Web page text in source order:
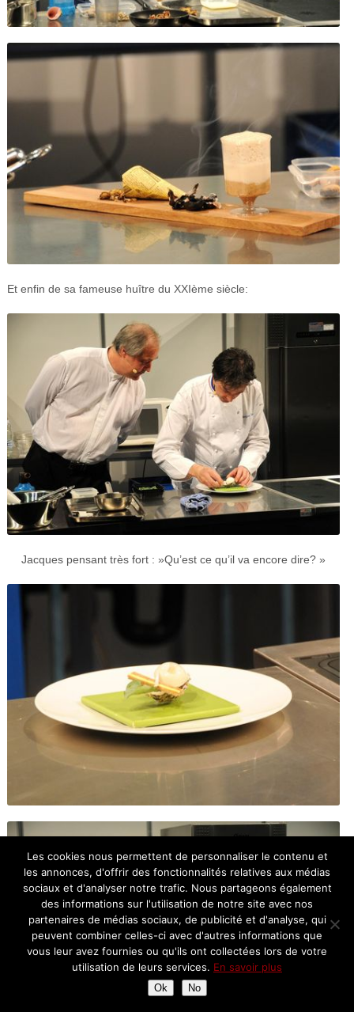
Et enfin de sa fameuse huître du XXIème siècle:
Jacques pensant très fort : »Qu’est ce qu’il va encore dire? »
Les cookies nous permettent de personnaliser le contenu et
les annonces, d'offrir des fonctionnalités relatives aux médias
sociaux et d'analyser notre trafic. Nous partageons également
des informations sur l'utilisation de notre site avec nos
partenaires de médias sociaux, de publicité et d'analyse, qui
peuvent combiner celles-ci avec d'autres informations que
vous leur avez fournies ou qu'ils ont collectées lors de votre
utilisation de leurs services. En savoir plus
Ok No